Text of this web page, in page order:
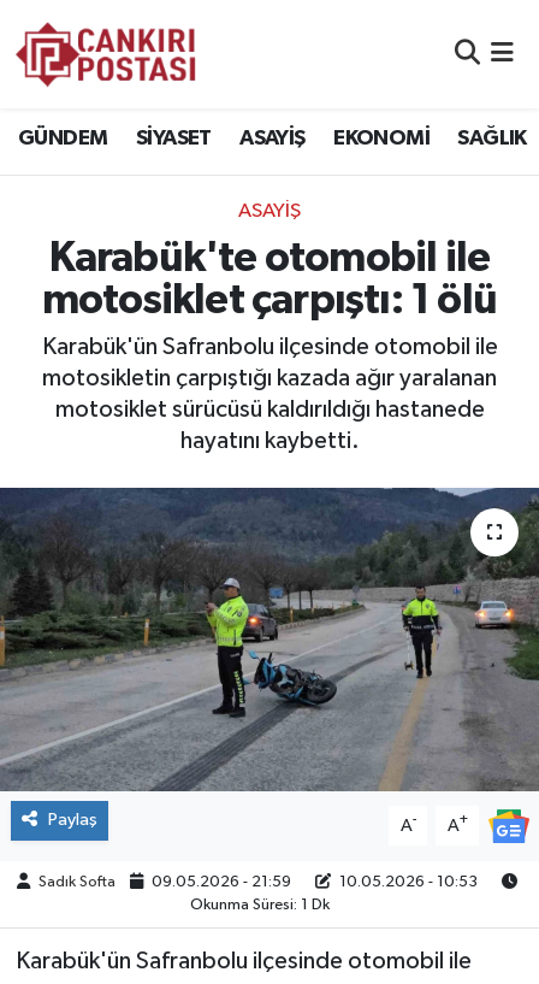
GÜNDEM SİYASET ASAYİŞ EKONOMİ SAĞLIK
ASAYİŞ
Karabük'te otomobil ile
motosiklet çarpıştı: 1 ölü
Karabük'ün Safranbolu ilçesinde otomobil ile
motosikletin çarpıştığı kazada ağır yaralanan
motosiklet sürücüsü kaldırıldığı hastanede
hayatını kaybetti.
Paylaş A- A+
Sadık Softa 09.05.2026 - 21:59
10.05.2026 - 10:53
Okunma Süresi: 1 Dk
Karabük'ün Safranbolu ilçesinde otomobil ile
EKONOMİ
SAĞLIK
SPOR
YAŞAM
ÇEVRE
İLÇELER
RESMİ İLANLAR
KÜLTÜR
TURİZM
MAGAZİN
VEFAT
Trafik Durumu
Süper Lig Puan Durumu ve Fikstür
Tüm Manşetler
Son Dakika Haberleri
Haber Arşivi